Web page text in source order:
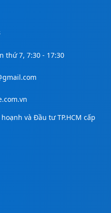
thứ 7, 7:30 - 17:30
và Đầu tư TP.HCM cấp